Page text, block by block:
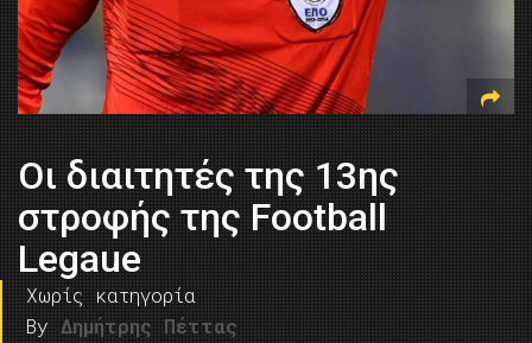
Οι διαιτητές της 13ης
στροφής της Football
Legaue
Χωρίς κατηγορία
By Δημήτρης Πέττας